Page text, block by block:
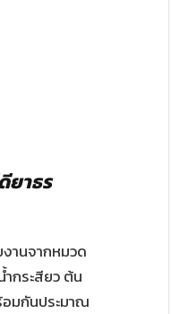
ยาธร
านจากหมวด
ำกระสียว ต้น
มกันประมาณ